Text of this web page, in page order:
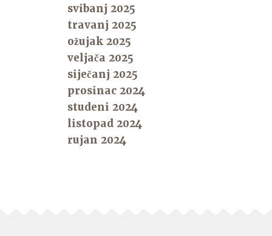
svibanj 2025
travanj 2025
ožujak 2025
veljača 2025
siječanj 2025
prosinac 2024
studeni 2024
listopad 2024
rujan 2024